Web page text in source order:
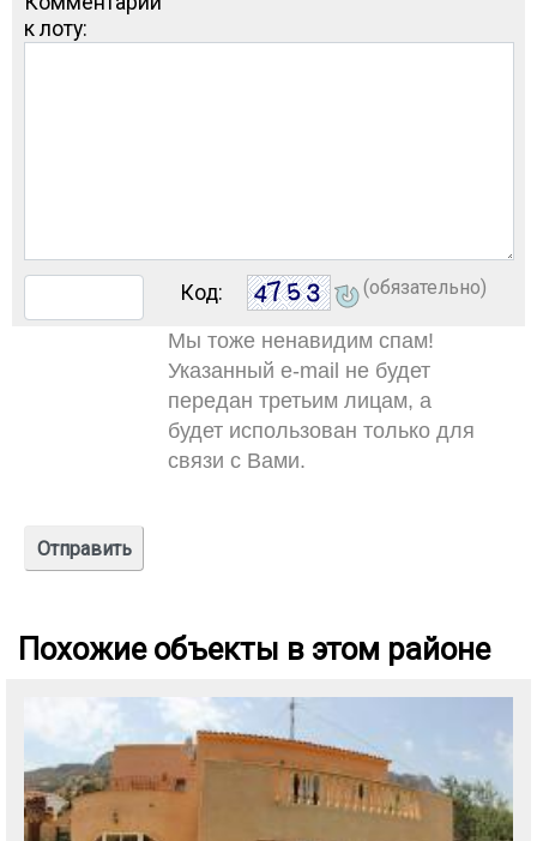
к лоту:
Код: (обязательно)
Мы тоже ненавидим спам!
Указанный e-mail не будет
передан третьим лицам, а
будет использован только для
связи с Вами.
Похожие объекты в этом районе